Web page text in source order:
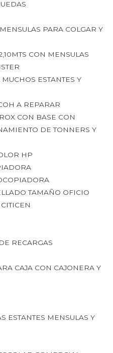
PARA COLGAR Y
CON MENSULAS
ESTANTES Y
A REPARAR
CON BASE CON
DE TONNERS Y
HP
TAMAÑO OFICIO
RECARGAS
CAJA CON CAJONERA Y
ESTANTES MENSULAS Y